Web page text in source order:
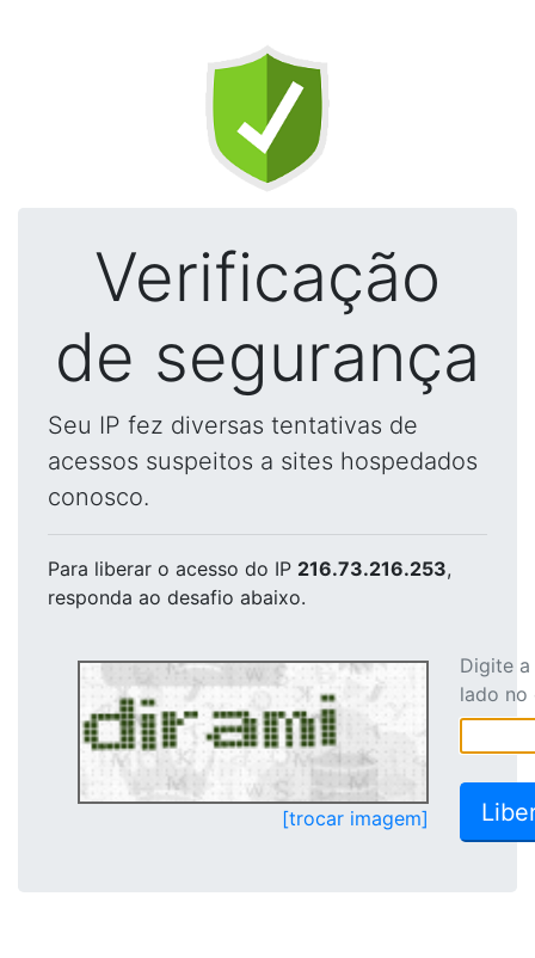
Verificação
de segurança
Seu IP fez diversas tentativas de
acessos suspeitos a sites hospedados
conosco.
Para liberar o acesso do IP 216.73.216.253,
responda ao desafio abaixo.
[trocar imagem]
Digite
lado no